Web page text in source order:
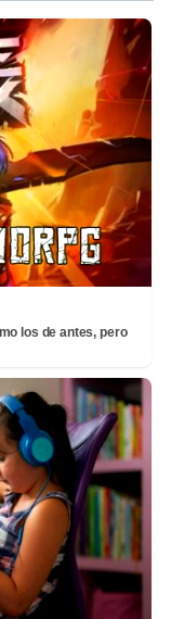
los de antes, pero